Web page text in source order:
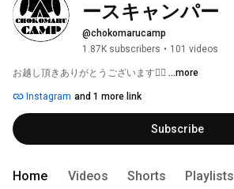
ースキャンパー
@chokomarucamp
1.87K subscribers • 101 videos
お越し頂きありがとうございます🙇‍♂️ ...more
Instagram and 1 more link
Subscribe
Home Videos Shorts Playlists